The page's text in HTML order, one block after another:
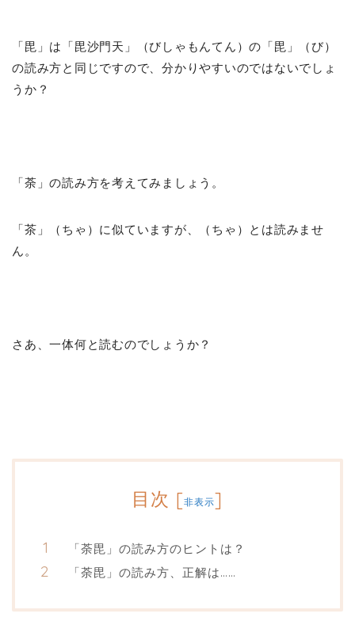
「毘」は「毘沙門天」（びしゃもんてん）の「毘」（び）
の読み方と同じですので、分かりやすいのではないでしょ
うか？
「荼」の読み方を考えてみましょう。
「茶」（ちゃ）に似ていますが、（ちゃ）とは読みませ
ん。
さあ、一体何と読むのでしょうか？
目次 [非表示]
「荼毘」の読み方のヒントは？
「荼毘」の読み方、正解は……